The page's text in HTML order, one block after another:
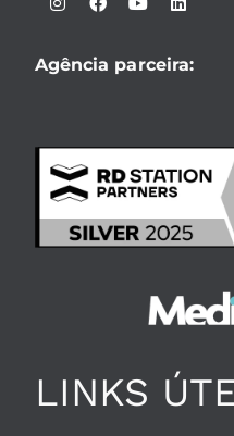
Agência parceira:
LINKS